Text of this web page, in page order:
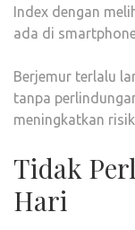
Index dengan
ada di
Berjemur terlalu
tanpa
meningkatkan
Tidak
Hari